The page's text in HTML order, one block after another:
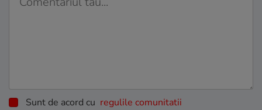
Sunt de acord cu regulile comunitatii